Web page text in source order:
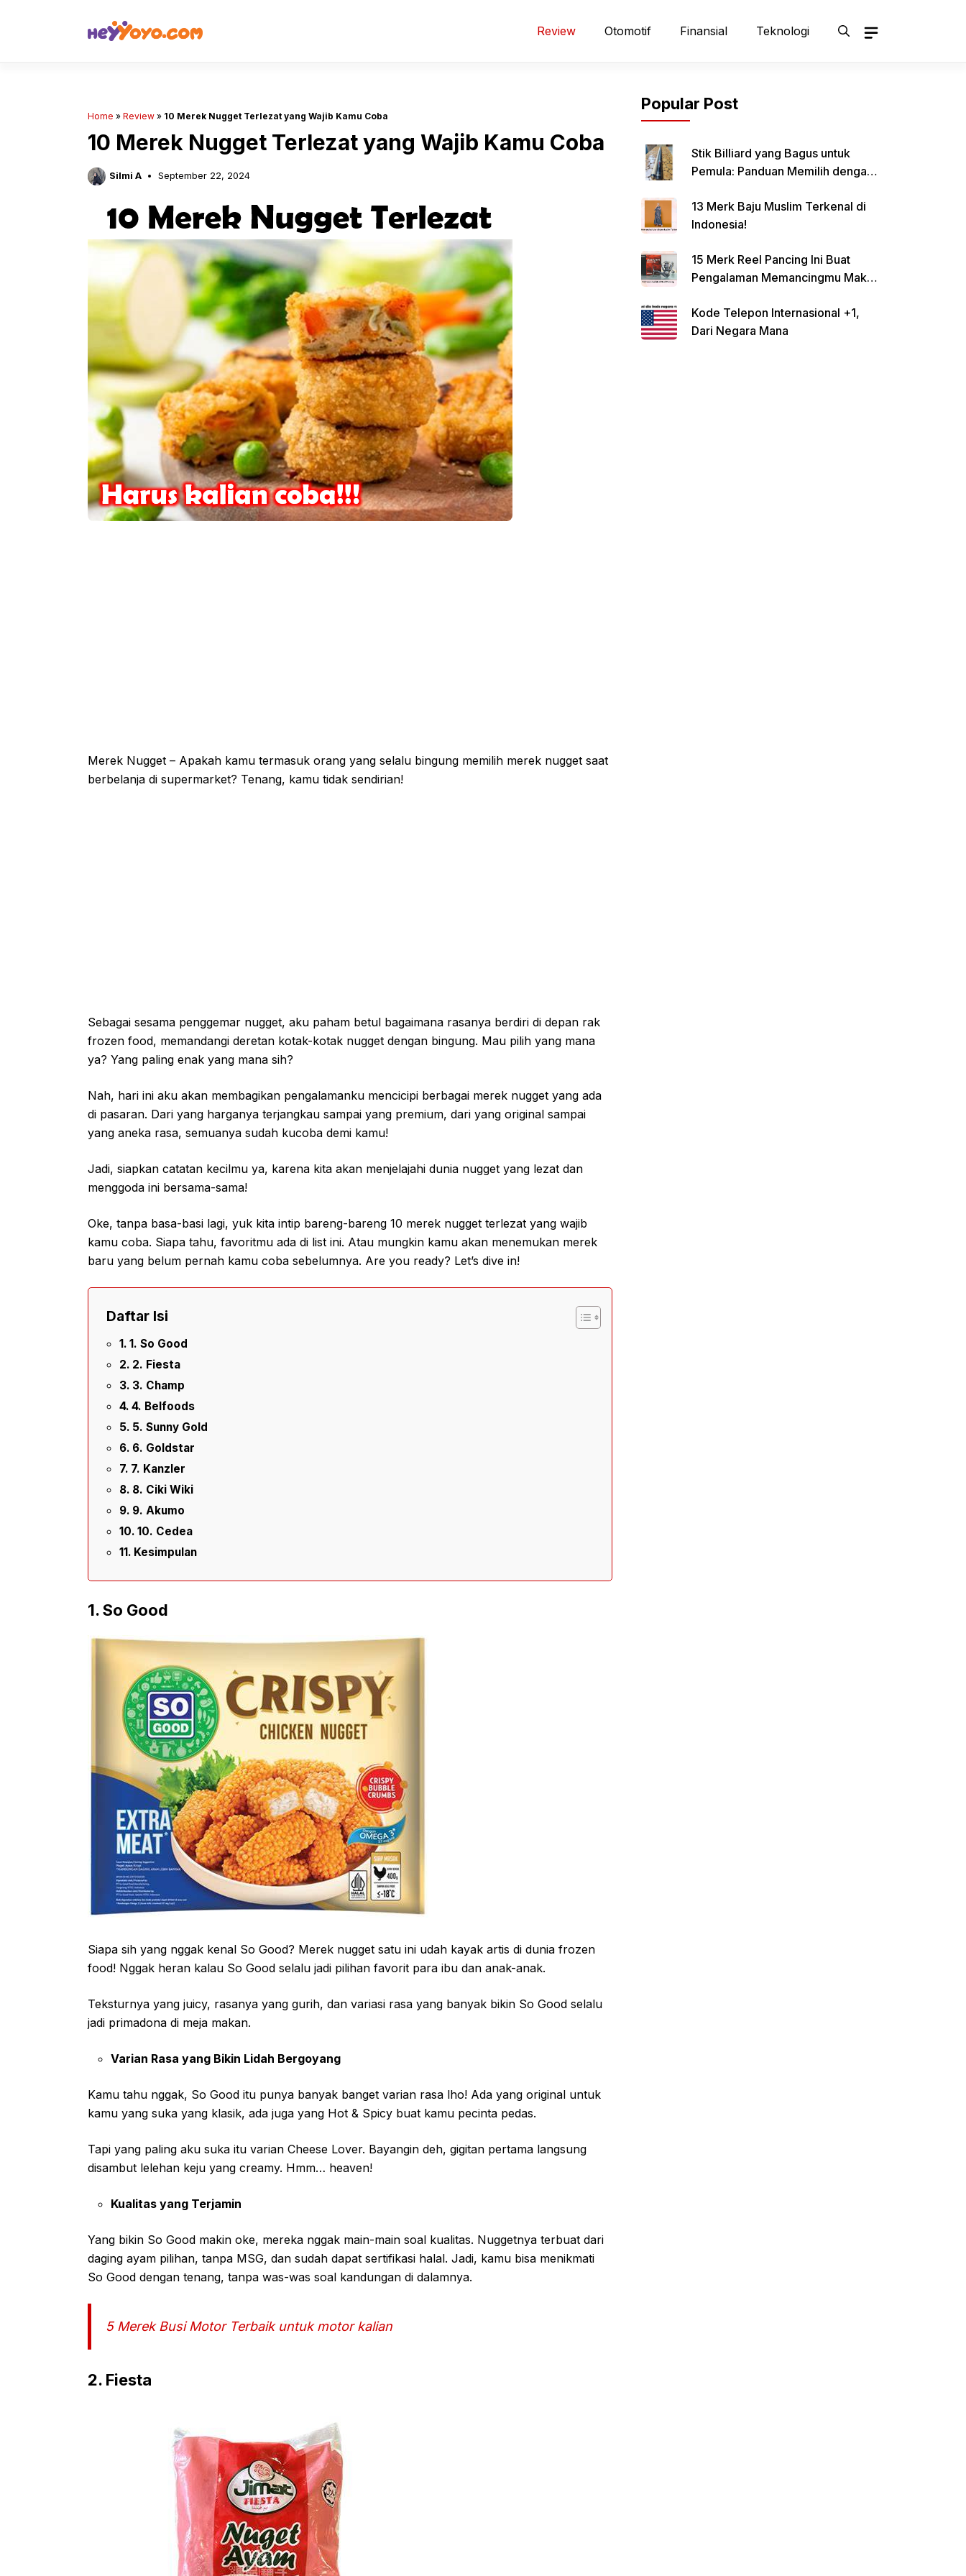
Review Otomotif Finansial Teknologi
Home » Review » 10 Merek Nugget Terlezat yang Wajib Kamu Coba
10 Merek Nugget Terlezat yang Wajib Kamu Coba
Silmi A September 22, 2024
Merek Nugget – Apakah kamu termasuk orang yang selalu bingung memilih merek nugget saat
berbelanja di supermarket? Tenang, kamu tidak sendirian!
Sebagai sesama penggemar nugget, aku paham betul bagaimana rasanya berdiri di depan rak
frozen food, memandangi deretan kotak-kotak nugget dengan bingung. Mau pilih yang mana
ya? Yang paling enak yang mana sih?
Nah, hari ini aku akan membagikan pengalamanku mencicipi berbagai merek nugget yang ada
di pasaran. Dari yang harganya terjangkau sampai yang premium, dari yang original sampai
yang aneka rasa, semuanya sudah kucoba demi kamu!
Jadi, siapkan catatan kecilmu ya, karena kita akan menjelajahi dunia nugget yang lezat dan
menggoda ini bersama-sama!
Oke, tanpa basa-basi lagi, yuk kita intip bareng-bareng 10 merek nugget terlezat yang wajib
kamu coba. Siapa tahu, favoritmu ada di list ini. Atau mungkin kamu akan menemukan merek
baru yang belum pernah kamu coba sebelumnya. Are you ready? Let’s dive in!
Daftar Isi
1. So Good
2. Fiesta
3. Champ
4. Belfoods
5. Sunny Gold
6. Goldstar
7. Kanzler
8. Ciki Wiki
9. Akumo
10. Cedea
Kesimpulan
1. So Good
Siapa sih yang nggak kenal So Good? Merek nugget satu ini udah kayak artis di dunia frozen
food! Nggak heran kalau So Good selalu jadi pilihan favorit para ibu dan anak-anak.
Teksturnya yang juicy, rasanya yang gurih, dan variasi rasa yang banyak bikin So Good selalu
jadi primadona di meja makan.
Varian Rasa yang Bikin Lidah Bergoyang
Kamu tahu nggak, So Good itu punya banyak banget varian rasa lho! Ada yang original untuk
kamu yang suka yang klasik, ada juga yang Hot & Spicy buat kamu pecinta pedas.
Tapi yang paling aku suka itu varian Cheese Lover. Bayangin deh, gigitan pertama langsung
disambut lelehan keju yang creamy. Hmm… heaven!
Kualitas yang Terjamin
Yang bikin So Good makin oke, mereka nggak main-main soal kualitas. Nuggetnya terbuat dari
daging ayam pilihan, tanpa MSG, dan sudah dapat sertifikasi halal. Jadi, kamu bisa menikmati
So Good dengan tenang, tanpa was-was soal kandungan di dalamnya.
5 Merek Busi Motor Terbaik untuk motor kalian
2. Fiesta
Popular Post
Stik Billiard yang Bagus untuk
Pemula: Panduan Memilih dengan
13 Merk Baju Muslim Terkenal di
Indonesia!
15 Merk Reel Pancing Ini Buat
Pengalaman Memancingmu Makin
Kode Telepon Internasional +1,
Dari Negara Mana